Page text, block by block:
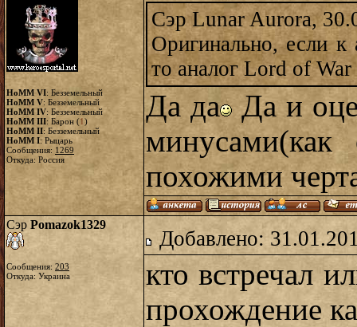
HoMM VI: Безземельный
HoMM V: Безземельный
HoMM IV: Безземельный
HoMM III: Барон (1)
HoMM II: Безземельный
HoMM I: Рыцарь
Сообщения: 1269
Откуда: Россия
Сэр Lunar Aurora,
Оригинально, если
то аналог Lord of
Да да Да и
похожими
Сэр Pomazok1329
Сообщения: 203
Откуда: Украина
Добавлено:
кто встречал
прохождение